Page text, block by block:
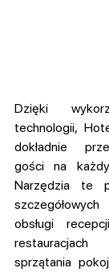
Dzięki
technologii,
dokładnie
gości na
Narzędzia te
obsługi
sprzątania